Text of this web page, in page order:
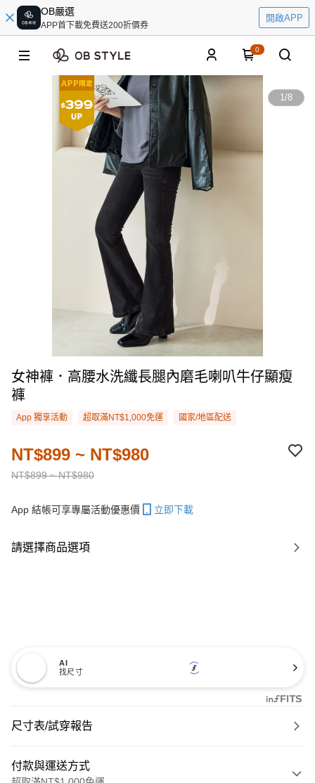
OB嚴選
APP首下載免費送200折價券
開啟APP
0
1/8
女神褲．高腰水洗纖長腿內磨毛喇叭牛仔顯瘦
褲
App 獨享活動 超取滿NT$1,000免運 國家/地區配送
NT$899 ~ NT$980
NT$899 ~ NT$980
App 結帳可享專屬活動優惠價 立即下載
請選擇商品選項
AI
找尺寸
尺寸表/試穿報告
付款與運送方式